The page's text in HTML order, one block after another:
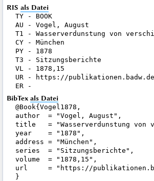
RIS als Datei
TY - BOOK
AU - Vogel, August
T1 - Wasserverdunstung von
CY - München
PY - 1878
T3 - Sitzungsberichte
VL - 1878,15
UR - https://publikationen.badw.de/
BibTex als Datei
@Book{Vogel1878,
author  = "Vogel, August",
title   = "Wasserverdunstung von
year    = "1878",
address = "München",
series  = "Sitzungsberichte",
volume  = "1878,15",
url     = "https://